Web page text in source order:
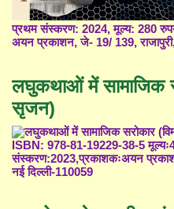
प्रथम संस्करण: 2024, मूल्य: 280
अयन प्रकाशन, जे- 19/ 139,
लघुकथाओं में सामाजिक
सृजन)
ISBN: 978-81-19229-38-5
संस्करण:2023,प्रकाशकःअयन
नई दिल्ली-110059